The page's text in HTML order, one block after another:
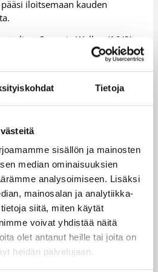
Tietoja
sisällön ja mainosten
median ominaisuuksien
analysoimiseen. Lisäksi
mainosalan ja analytiikka-
siitä, miten käytät
voivat yhdistää näitä
olet antanut heille tai joita on
heidän palvelujaan.
iloitsemaan kauden
olivat Samarie Walker (16/9)
(15/13). Alulta onnistuivat
Johnson ja Ashley Clark
Amanda Lassiter
Bria Goss
Kiana Johnson